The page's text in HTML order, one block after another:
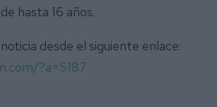
hasta 16 años.
desde el siguiente enlace:
?a=5187